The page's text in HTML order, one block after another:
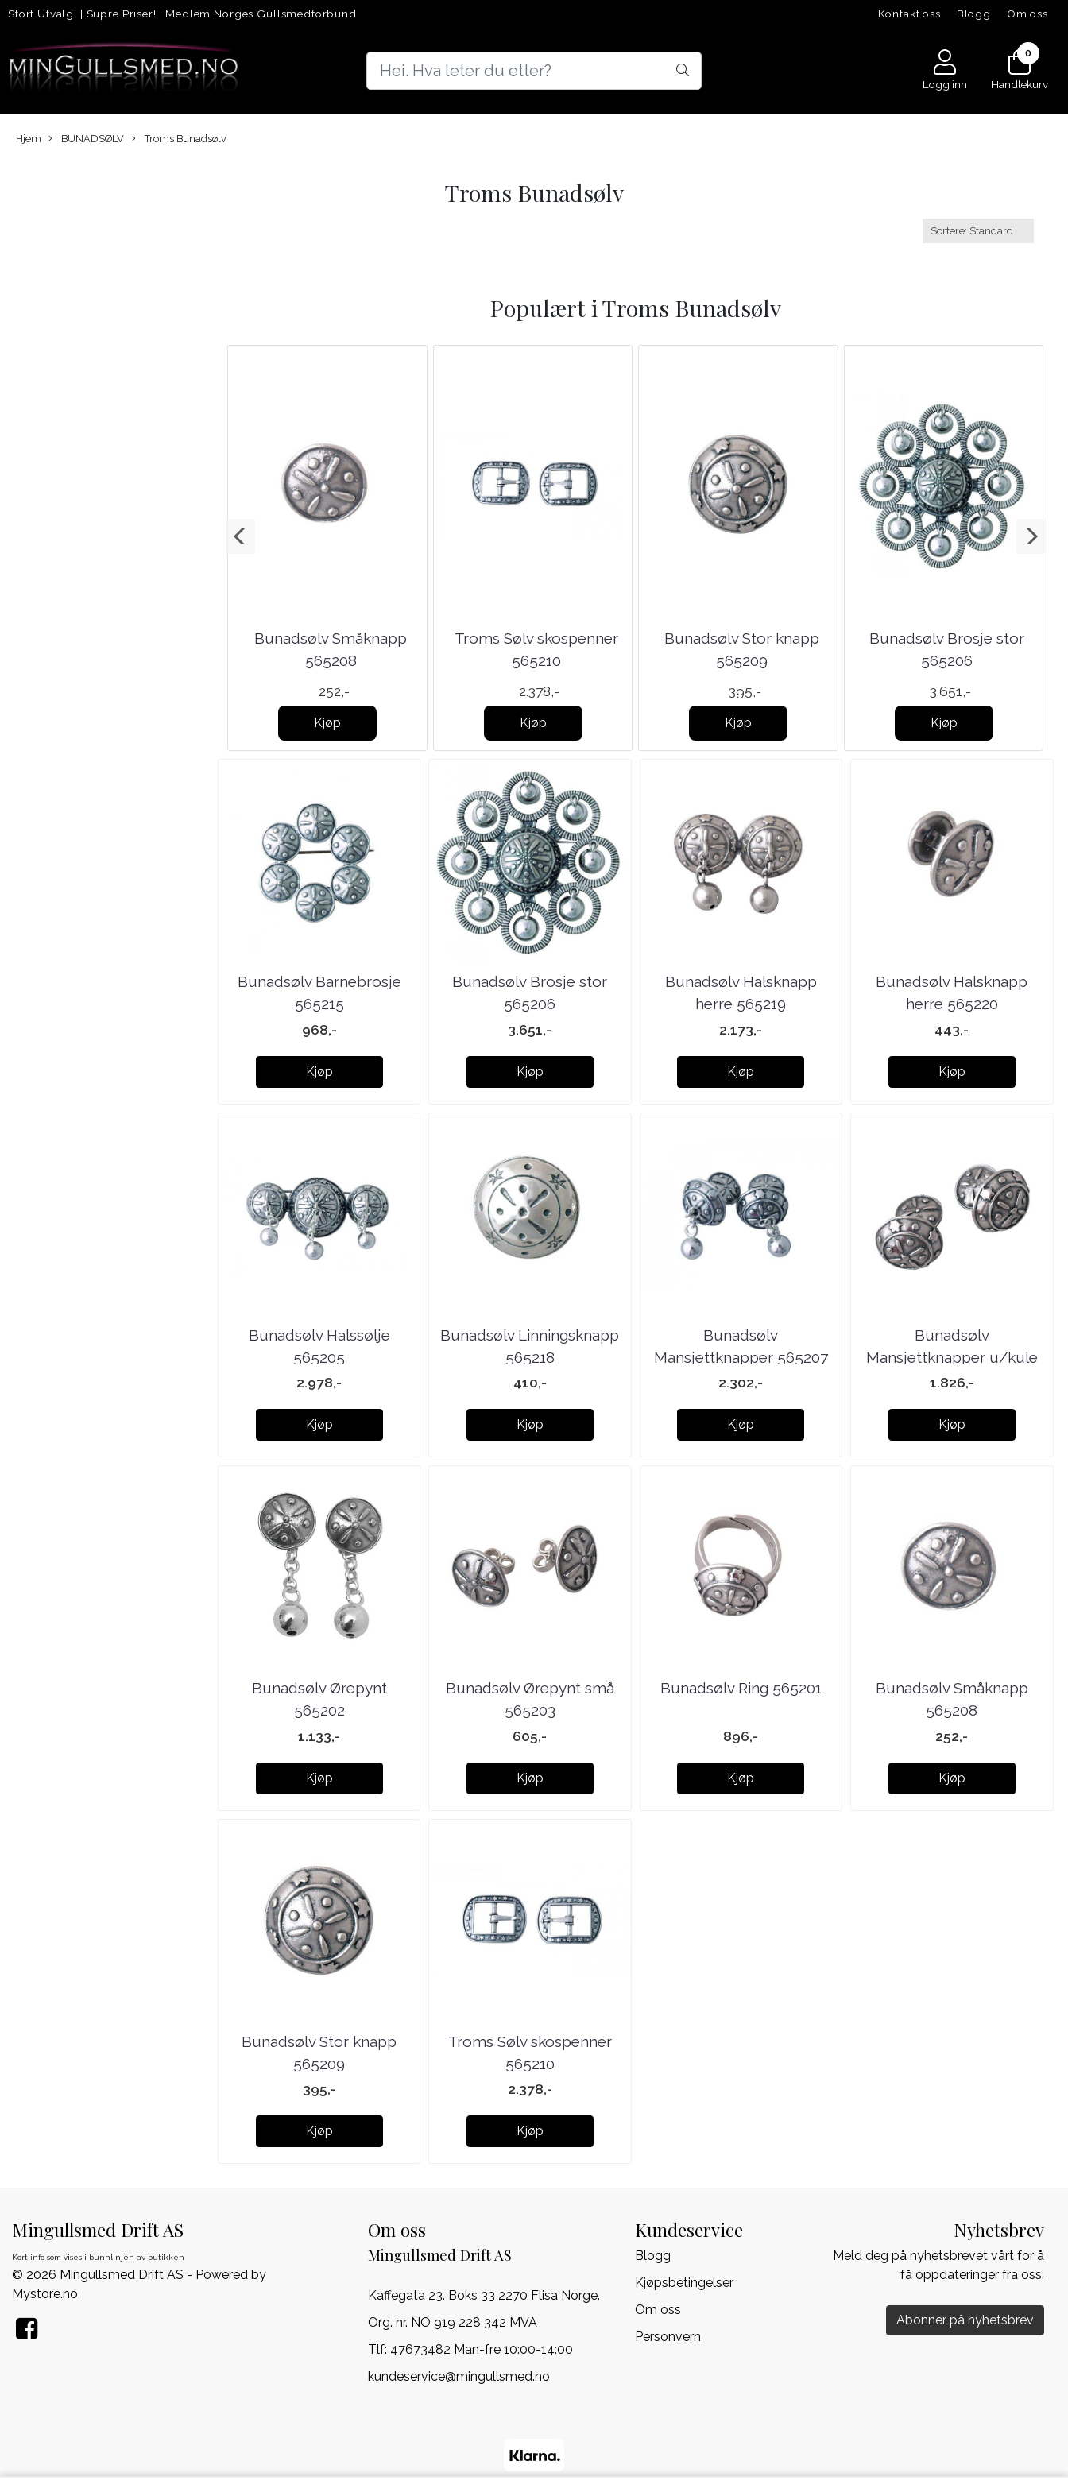
Stort Utvalg! | Supre Priser! | Medlem Norges Gullsmedforbund Kontakt oss Blogg Om oss
Logg inn
0
Handlekurv
Hjem BUNADSØLV Troms Bunadsølv
Troms Bunadsølv
Populært iTroms Bunadsølv
Bunadsølv Småknapp
565208
252,-
Kjøp
Troms Sølv skospenner
565210
2.378,-
Kjøp
Bunadsølv Stor knapp
565209
395,-
Kjøp
Bunadsølv Brosje stor
565206
3.651,-
Kjøp
Bunadsølv Barnebrosje
565215
968,-
Kjøp
Bunadsølv Brosje stor
565206
3.651,-
Kjøp
Bunadsølv Halsknapp
herre 565219
2.173,-
Kjøp
Bunadsølv Halsknapp
herre 565220
443,-
Kjøp
Bunadsølv Halssølje
565205
2.978,-
Kjøp
Bunadsølv Linningsknapp
565218
410,-
Kjøp
Bunadsølv
Mansjettknapper 565207
2.302,-
Kjøp
Bunadsølv
Mansjettknapper u/kule
565216
1.826,-
Kjøp
Bunadsølv Ørepynt
565202
1.133,-
Kjøp
Bunadsølv Ørepynt små
565203
605,-
Kjøp
Bunadsølv Ring 565201
896,-
Kjøp
Bunadsølv Småknapp
565208
252,-
Kjøp
Bunadsølv Stor knapp
565209
395,-
Kjøp
Troms Sølv skospenner
565210
2.378,-
Kjøp
Mingullsmed Drift AS
Kort info som vises i bunnlinjen av butikken
© 2026 Mingullsmed Drift AS - Powered by
Mystore.no
Om oss
Mingullsmed Drift AS
Kaffegata 23. Boks 33 2270 Flisa Norge.
Org. nr. NO 919 228 342 MVA
Tlf: 47673482 Man-fre 10:00-14:00
kundeservice@mingullsmed.no
Kundeservice
Blogg
Kjøpsbetingelser
Om oss
Personvern
Nyhetsbrev
Meld deg på nyhetsbrevet vårt for å
få oppdateringer fra oss.
Abonner på nyhetsbrev